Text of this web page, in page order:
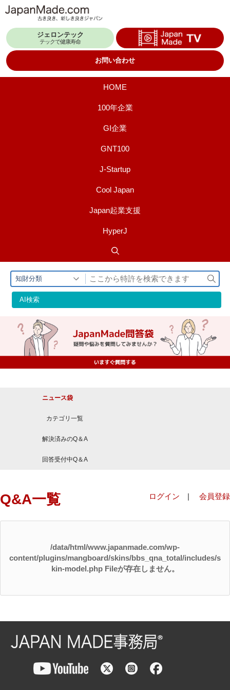
テ
ジェロンテック
テックで健康寿命
お問い合わせ
HOME
100年企業
GI企業
GNT100
J-Startup
Cool Japan
Japan起業支援
HyperJ
知財分類
検
索
AI検索
ニュース袋
カテゴリ一覧
解決済みのQ＆A
回答受付中Q＆A
Q&A一覧 ログイン | 会員登録
/data/html/www.japanmade.com/wp-
content/plugins/mangboard/skins/bbs_qna_total/includes/s
kin-model.php Fileが存在しません。